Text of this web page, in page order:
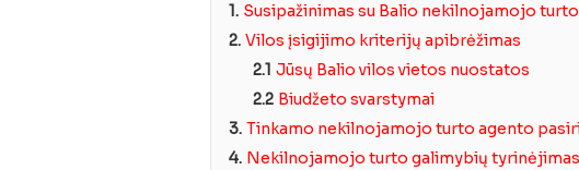
1. Susipažinimas su Balio nekilnojamojo
2. Vilos įsigijimo kriterijų apibrėžimas
2.1 Jūsų Balio vilos vietos nuostatos
2.2 Biudžeto svarstymai
3. Tinkamo nekilnojamojo turto agento
4. Nekilnojamojo turto galimybių tyrinėjimas